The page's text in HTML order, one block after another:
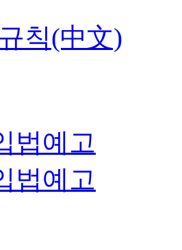
칙(中文)
법예고
법예고